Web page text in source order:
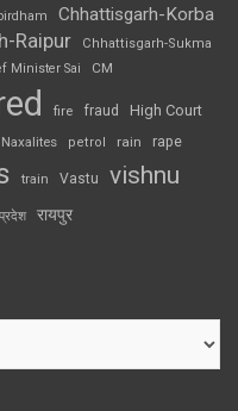
Chhattisgarh-Korba
Raipur
Chhattisgarh-Sukma
Minister Sai CM
fire fraud High Court
Naxalites petrol rain rape
train Vastu vishnu
रायपुर